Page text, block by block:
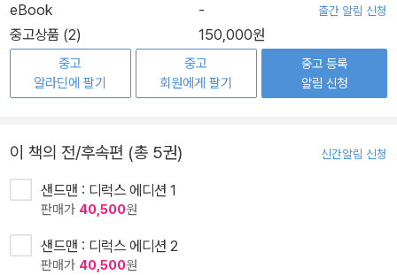
eBook
- 출간 알림 신청
중고상품 (2) 150,000원
중고
알라딘에 팔기
중고
회원에게 팔기
중고 등록
알림 신청
이 책의 전/후속편 (총 5권) 신간알림 신청
샌드맨 : 디럭스 에디션 1
판매가 40,500원
샌드맨 : 디럭스 에디션 2
판매가 40,500원